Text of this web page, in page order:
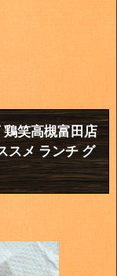
笑高槻富田店
スメ ランチ グ